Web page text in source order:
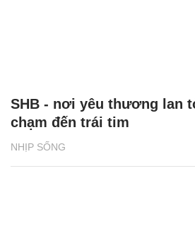
NHỊP SỐNG
SHB - nơi yêu thương lan
chạm đến trái tim